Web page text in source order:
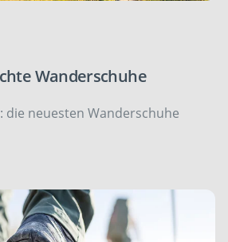
Wanderschuhe
die neuesten Wanderschuhe